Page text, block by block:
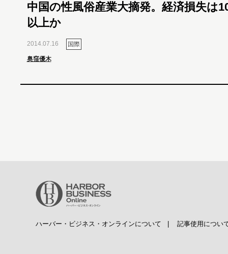
中国の性風俗産業大摘発。経済損失は
以上か
2014.07.16 国際
奥窪優木
ハーバー・ビジネス・オンラインについて 記事使用につい